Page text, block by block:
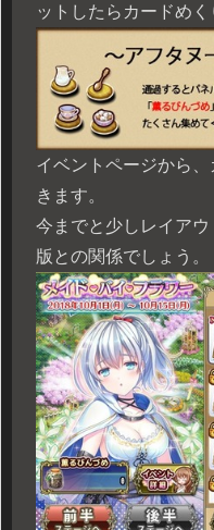
ットしたらカードめく
イベントページから
きます。
今までと少しレイア
版との関係でしょう。